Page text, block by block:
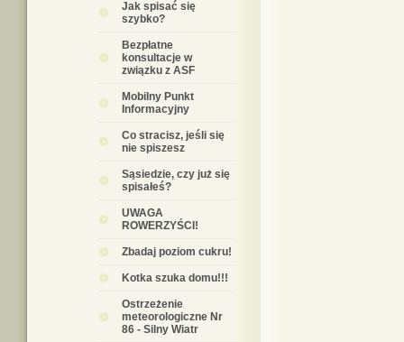
Jak spisać się
szybko?
Bezpłatne
konsultacje w
związku z ASF
Mobilny Punkt
Informacyjny
Co stracisz, jeśli się
nie spiszesz
Sąsiedzie, czy już się
spisałeś?
UWAGA
ROWERZYŚCI!
Zbadaj poziom cukru!
Kotka szuka domu!!!
Ostrzeżenie
meteorologiczne Nr
86 - Silny Wiatr